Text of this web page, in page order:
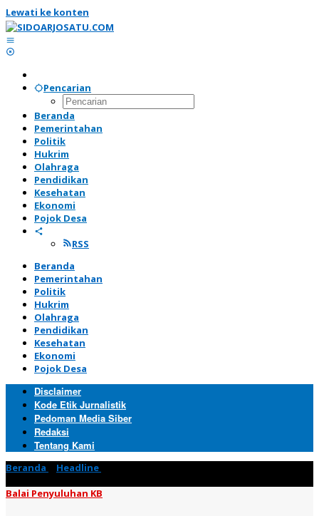
Lewati ke konten
Pencarian
Beranda
Pemerintahan
Politik
Hukrim
Olahraga
Pendidikan
Kesehatan
Ekonomi
Pojok Desa
RSS
Beranda
Pemerintahan
Politik
Hukrim
Olahraga
Pendidikan
Kesehatan
Ekonomi
Pojok Desa
Disclaimer
Kode Etik Jurnalistik
Pedoman Media Siber
Redaksi
Tentang Kami
Beranda Headline
Balai Penyuluhan KB